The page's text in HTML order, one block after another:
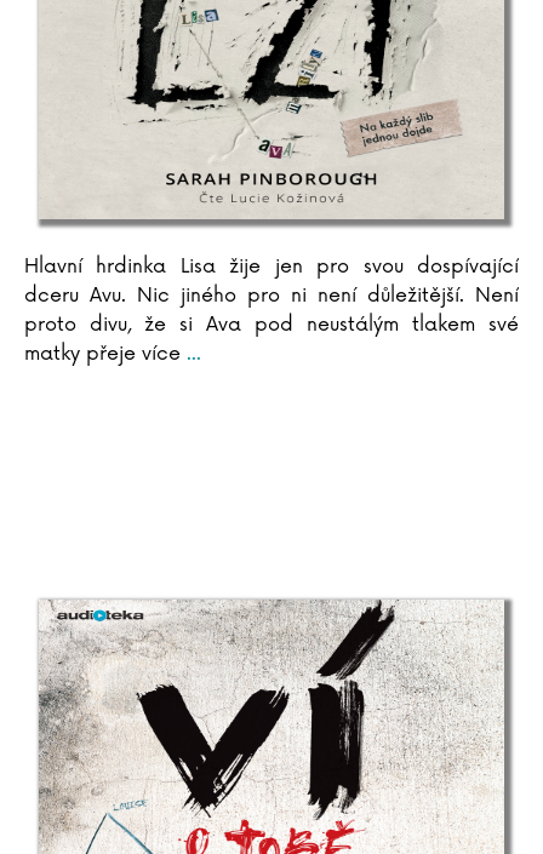
Miroslav Dub
Adolf Dudek
Radovan Dunaj
Ana Duša
Helena Dvořáková
Emilia Dziubaková
Suzanne Edwards
Dave Eggers
C. David Elias
Andrea Elsnerová
Michael Fitzgerald
John Flanagan
Gustave Flaubert
Martina Floßdorf
Miloš Forman
Ladislav Frej
Sebestian Frenzel
Vasil Fridrich
Hlavní hrdinka Lisa žije jen pro svou dospívající
dceru Avu. Nic jiného pro ni není důležitější. Není
proto divu, že si Ava pod neustálým tlakem své
matky přeje více ...